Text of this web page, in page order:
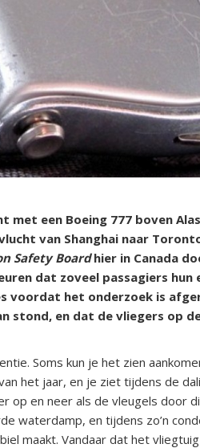
met een Boeing 777 boven
van Shanghai naar
Safety Boardhier in Canada
dat zoveel passagiers hun
voordat het onderzoek is
stond, en dat de vliegers op
Soms kun je het zien
het jaar, en je ziet tijdens de
op en neer als de vleugels door
waterdamp, en tijdens zo’n
maakt. Vandaar dat het